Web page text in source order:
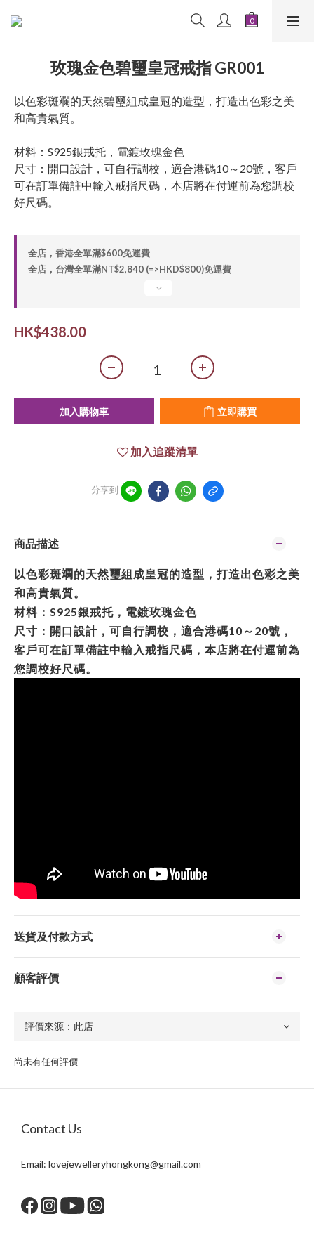
玫瑰金色碧璽皇冠戒指 GR001
以色彩斑斕的天然碧璽組成皇冠的造型，打造出色彩之美
和高貴氣質。
材料：S925銀戒托，電鍍玫瑰金色
尺寸：開口設計，可自行調校，適合港碼10～20號，客戶
可在訂單備註中輸入戒指尺碼，本店將在付運前為您調校
好尺碼。
全店，香港全單滿$600免運費
全店，台灣全單滿NT$2,840 (=>HKD$800)免運費
HK$438.00
加入購物車 立即購買
加入追蹤清單
分享到
商品描述
以色彩斑斕的天然璽組成皇冠的造型，打造出色彩之美
和高貴氣質。
材料：S925銀戒托，電鍍玫瑰金色
尺寸：開口設計，可自行調校，適合港碼10～20號，
客戶可在訂單備註中輸入戒指尺碼，本店將在付運前為
您調校好尺碼。
送貨及付款方式
顧客評價
尚未有任何評價
Contact Us
Email: lovejewelleryhongkong@gmail.com